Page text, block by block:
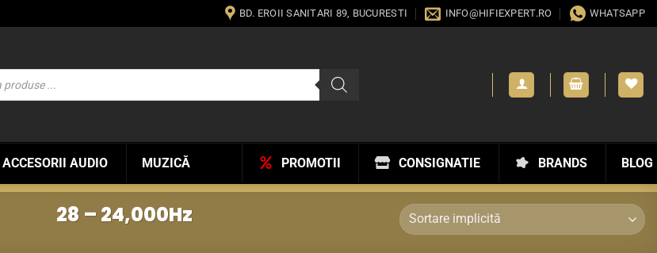
BD. EROII SANITARI 89, BUCURESTI INFO@HIFIEXPERT.RO WHATSAPP
ACCESORII AUDIO MUZICĂ BLOG
BRANDS
CONSIGNATIE
PROMOTII
28 – 24,000Hz